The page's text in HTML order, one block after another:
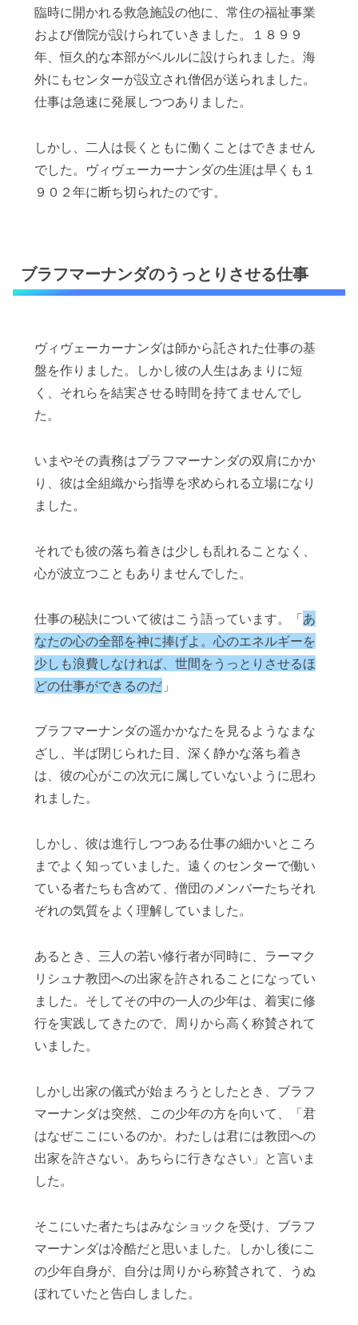
臨時に開かれる救急施設の他に、常住の福祉事業
および僧院が設けられていきました。１８９９
年、恒久的な本部がベルルに設けられました。海
外にもセンターが設立され僧侶が送られました。
仕事は急速に発展しつつありました。
しかし、二人は長くともに働くことはできません
でした。ヴィヴェーカーナンダの生涯は早くも１
９０２年に断ち切られたのです。
ブラフマーナンダのうっとりさせる仕事
ヴィヴェーカーナンダは師から託された仕事の基
盤を作りました。しかし彼の人生はあまりに短
く、それらを結実させる時間を持てませんでし
た。
いまやその責務はブラフマーナンダの双肩にかか
り、彼は全組織から指導を求められる立場になり
ました。
それでも彼の落ち着きは少しも乱れることなく、
心が波立つこともありませんでした。
仕事の秘訣について彼はこう語っています。「あ
なたの心の全部を神に捧げよ。心のエネルギーを
少しも浪費しなければ、世間をうっとりさせるほ
どの仕事ができるのだ 」
ブラフマーナンダの遥かかなたを見るようなまな
ざし、半ば閉じられた目、深く静かな落ち着き
は、彼の心がこの次元に属していないように思わ
れました。
しかし、彼は進行しつつある仕事の細かいところ
までよく知っていました。遠くのセンターで働い
ている者たちも含めて、僧団のメンバーたちそれ
ぞれの気質をよく理解していました。
あるとき、三人の若い修行者が同時に、ラーマク
リシュナ教団への出家を許されることになってい
ました。そしてその中の一人の少年は、着実に修
行を実践してきたので、周りから高く称賛されて
いました。
しかし出家の儀式が始まろうとしたとき、ブラフ
マーナンダは突然、この少年の方を向いて、「君
はなぜここにいるのか。わたしは君には教団への
出家を許さない。あちらに行きなさい」と言いま
した。
そこにいた者たちはみなショックを受け、ブラフ
マーナンダは冷酷だと思いました。しかし後にこ
の少年自身が、自分は周りから称賛されて、うぬ
ぼれていたと告白しました。